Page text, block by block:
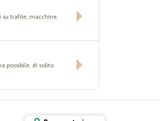
trafile, macchine,
possibile, di solito